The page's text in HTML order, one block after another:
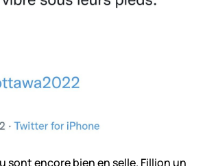
sont encore bien en selle. Fillion un